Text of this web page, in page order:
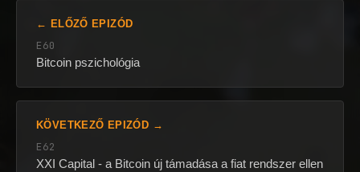
← ELŐZŐ EPIZÓD
E60
Bitcoin pszichológia
KÖVETKEZŐ EPIZÓD →
E62
XXI Capital - a Bitcoin új támadása a fiat rendszer ellen